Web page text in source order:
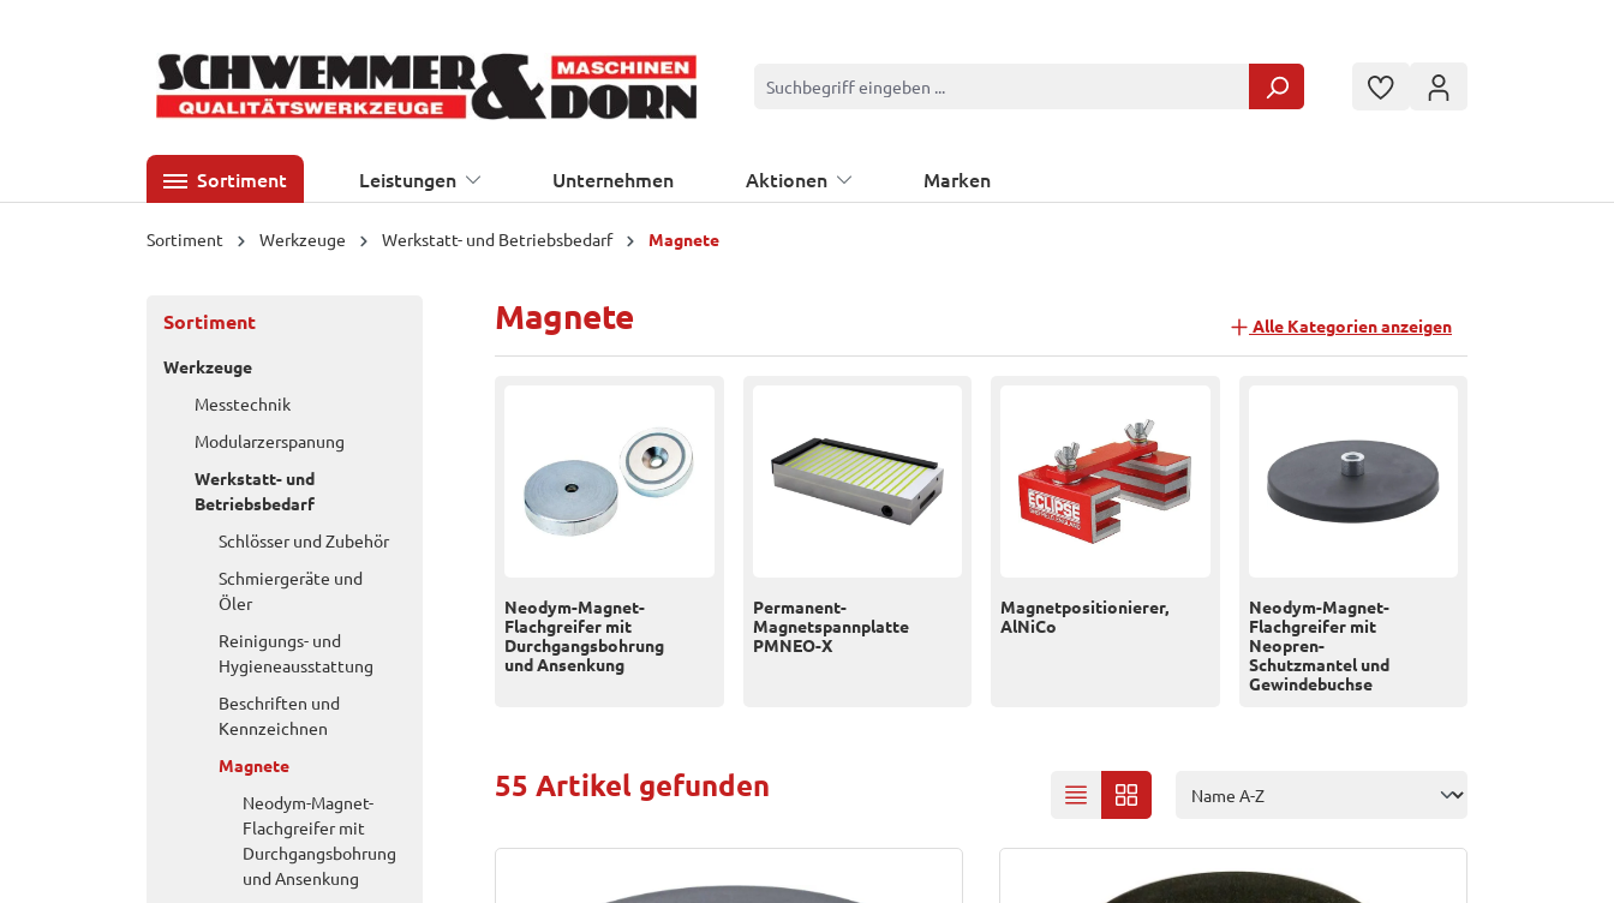
Sortiment Leistungen Unternehmen Aktionen Marken
Sortiment Werkzeuge Werkstatt- und Betriebsbedarf Magnete
Sortiment
Werkzeuge
Messtechnik
Modularzerspanung
Werkstatt- und
Betriebsbedarf
Schlösser und Zubehör
Schmiergeräte und
Öler
Reinigungs- und
Hygieneausstattung
Beschriften und
Kennzeichnen
Magnete
Neodym-Magnet-
Flachgreifer mit
Durchgangsbohrung
und Ansenkung
Magnete Alle Kategorien anzeigen
Neodym-Magnet-
Flachgreifer mit
Durchgangsbohrung
und Ansenkung
Permanent-
Magnetspannplatte
PMNEO-X
Magnetpositionierer,
AlNiCo
Neodym-Magnet-
Flachgreifer mit
Neopren-
Schutzmantel und
Gewindebuchse
55 Artikel gefunden